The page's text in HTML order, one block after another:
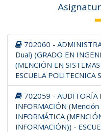
702060 -
Dual) (GRADO EN
(MENCIÓN EN
ESCUELA POLITECNICA
702059 - AUDITORÍA
INFORMACIÓN
INFORMÁTICA
INFORMACIÓN)) -